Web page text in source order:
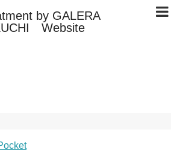
by GALERA
Website